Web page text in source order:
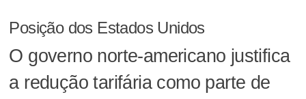
Posição dos Estados Unidos
O governo norte-americano justifica
a redução tarifária como parte de